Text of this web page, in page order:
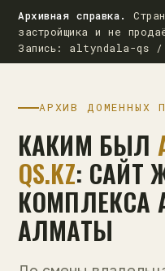
Архивная справка.
застройщика и не
Запись: altyndala-qs /
АРХИВ ДОМЕННЫХ
КАКИМ БЫЛ
QS.KZ: САЙТ
КОМПЛЕКСА
АЛМАТЫ